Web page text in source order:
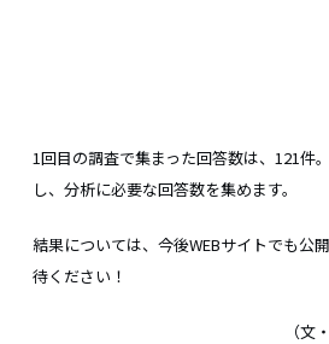
1回目の調査で集まった回答数は、121件
し、分析に必要な回答数を集めます。
結果については、今後WEBサイトでも公
待ください！
（文